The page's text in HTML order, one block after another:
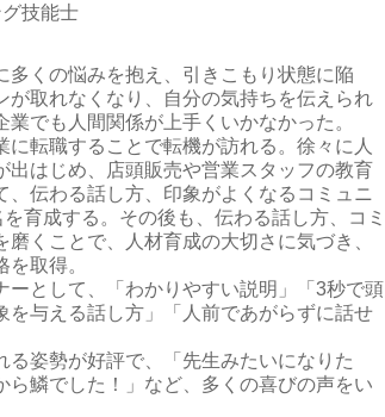
技能士
多くの悩みを抱え、引きこもり状態に陥
が取れなくなり、自分の気持ちを伝えられ
でも人間関係が上手くいかなかった。
に転職することで転機が訪れる。徐々に人
出はじめ、店頭販売や営業スタッフの教育
、伝わる話し方、印象がよくなるコミュニ
育成する。その後も、伝わる話し方、コミ
くことで、人材育成の大切さに気づき、
取得。
ーとして、「わかりやすい説明」「3秒で頭
を与える話し方」「人前であがらずに話せ
る姿勢が好評で、「先生みたいになりた
ら鱗でした！」など、多くの喜びの声をい